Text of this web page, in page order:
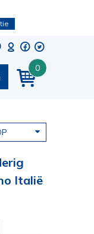
0
Italië